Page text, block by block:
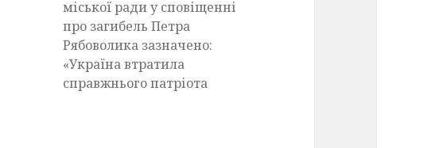
міської ради у сповіщенні
про загибель Петра
Рябоволика зазначено:
«Україна втратила
справжнього патріота